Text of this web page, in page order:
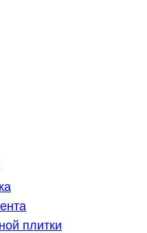
плитки